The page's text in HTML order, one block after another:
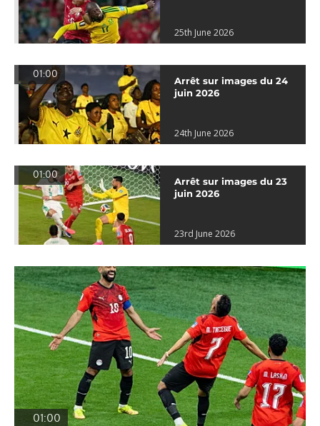
25th June 2026
01:00
Arrêt sur images du 24
juin 2026
24th June 2026
01:00
Arrêt sur images du 23
juin 2026
23rd June 2026
01:00